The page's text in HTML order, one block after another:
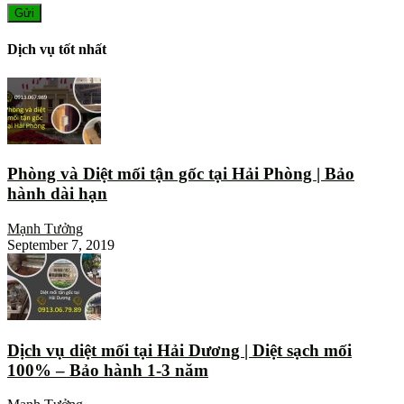
Dịch vụ tốt nhất
Phòng và Diệt mối tận gốc tại Hải Phòng | Bảo
hành dài hạn
Mạnh Tưởng
September 7, 2019
Dịch vụ diệt mối tại Hải Dương | Diệt sạch mối
100% – Bảo hành 1-3 năm